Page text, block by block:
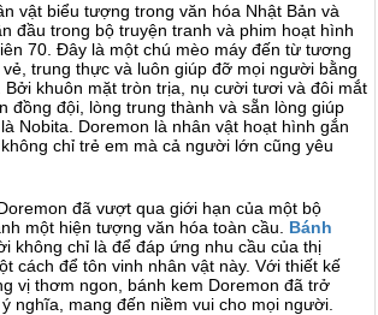
vật biểu tượng trong văn hóa Nhật Bản và
đầu trong bộ truyện tranh và phim hoạt hình
70. Đây là một chú mèo máy đến từ tương
trung thực và luôn giúp đỡ mọi người bằng
Bởi khuôn mặt tròn trịa, nụ cười tươi và đôi mắt
đồng đội, lòng trung thành và sẵn lòng giúp
Nobita. Doremon là nhân vật hoạt hình gắn
chỉ trẻ em mà cả người lớn cũng yêu
đã vượt qua giới hạn của một bộ
một hiện tượng văn hóa toàn cầu.
Bánh
không chỉ là để đáp ứng nhu cầu của thị
cách để tôn vinh nhân vật này. Với thiết kế
vị thơm ngon, bánh kem Doremon đã trở
nghĩa, mang đến niềm vui cho mọi người